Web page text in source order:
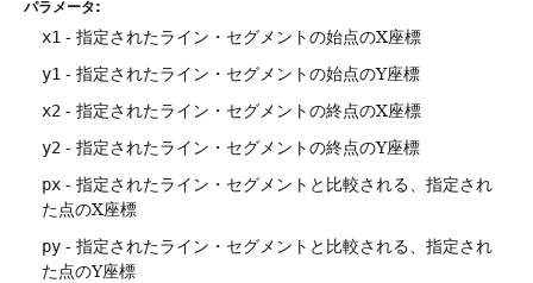
パラメータ:
x1 - 指定されたライン・セグメントの始点のX座標
y1 - 指定されたライン・セグメントの始点のY座標
x2 - 指定されたライン・セグメントの終点のX座標
y2 - 指定されたライン・セグメントの終点のY座標
px - 指定されたライン・セグメントと比較される、指定され
た点のX座標
py - 指定されたライン・セグメントと比較される、指定され
た点のY座標